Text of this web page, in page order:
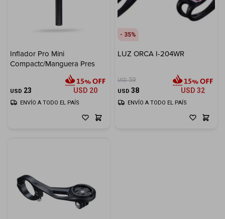
Inflador Pro Mini
Compactc/Manguera Pres
USD 23 USD 20
ENVÍO A TODO EL PAÍS
35
LUZ ORCA I-204WR
USD 59
USD 38 USD 32
ENVÍO A TODO EL PAÍS